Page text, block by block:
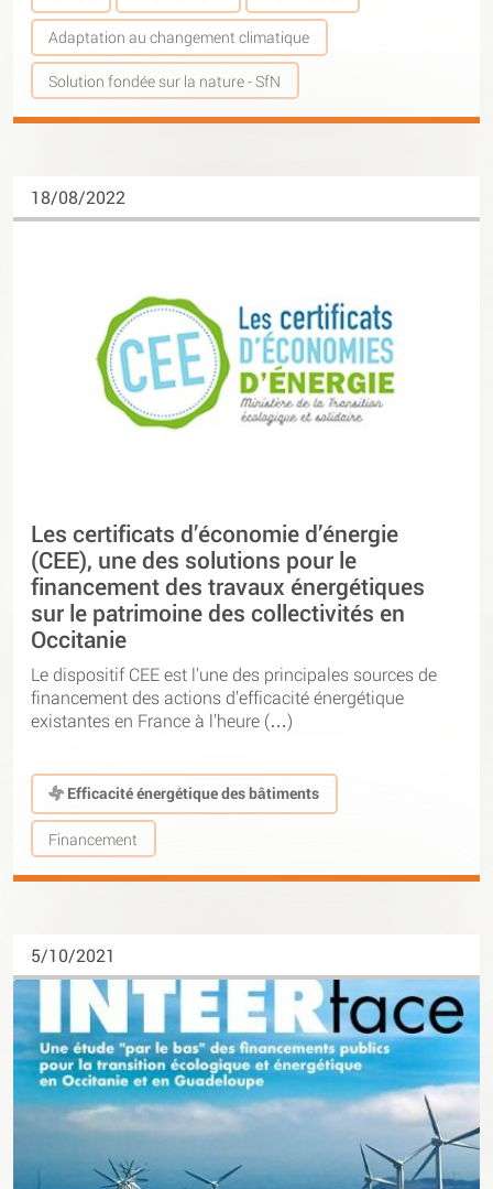
Adaptation au changement climatique
Solution fondée sur la nature - SfN
18/08/2022
Les certificats d’économie d’énergie
(CEE), une des solutions pour le
financement des travaux énergétiques
sur le patrimoine des collectivités en
Occitanie
Le dispositif CEE est l’une des principales sources de
financement des actions d’efficacité énergétique
existantes en France à l’heure (…)
Efficacité énergétique des bâtiments
Financement
5/10/2021